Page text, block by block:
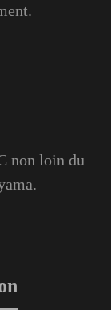
non loin du